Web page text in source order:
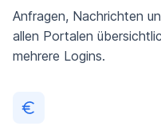
Anfragen, Nachrichten
allen Portalen
mehrere Logins.